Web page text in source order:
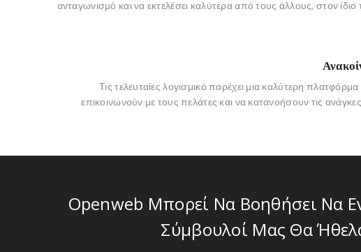
ανταγωνισμό και να εκτελέσει καλύτερα από τους άλλους, στον ίδιο
Τις τελευταίες λογισμικό παρέχει μια καλύτερη πλατφόρμα
επικοινωνούν με τους πελάτες και να κατανοήσουν τις
Openweb Μπορεί Να Βοηθήσει Να
Σύμβουλοί Μας Θα